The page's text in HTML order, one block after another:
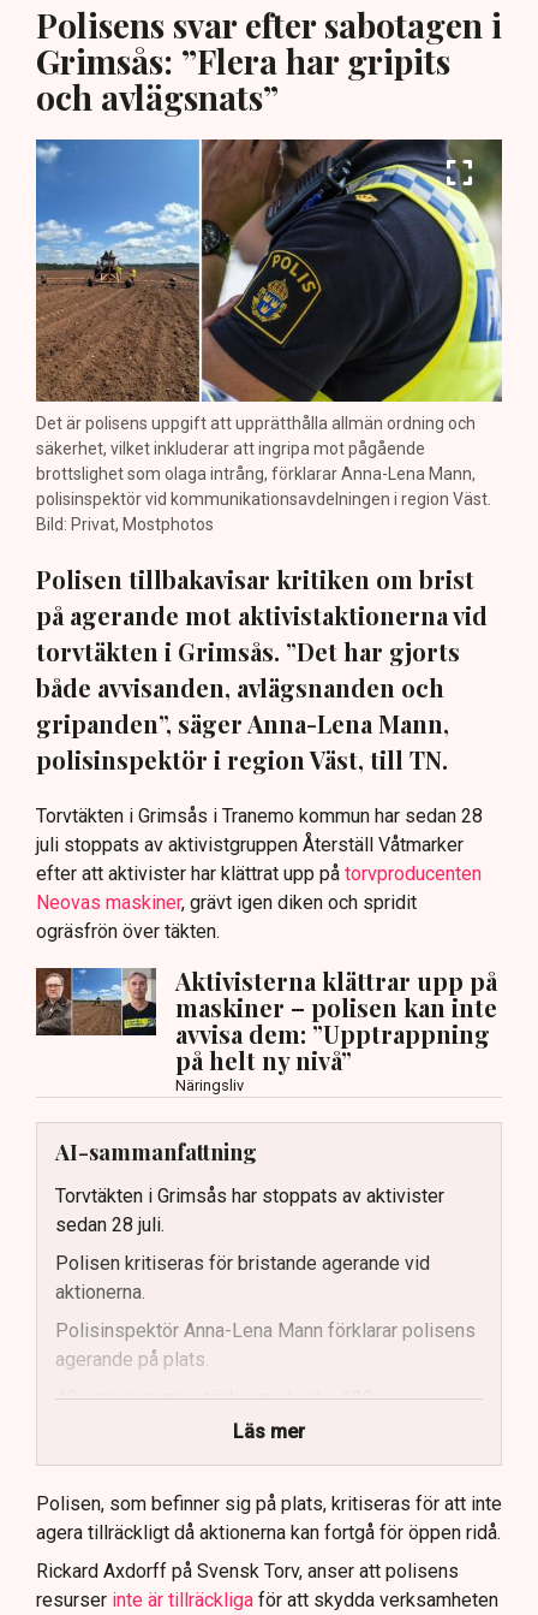
Polisens svar efter sabotagen i
Grimsås: ”Flera har gripits
och avlägsnats”
Det är polisens uppgift att upprätthålla allmän ordning och
säkerhet, vilket inkluderar att ingripa mot pågående
brottslighet som olaga intrång, förklarar Anna-Lena Mann,
polisinspektör vid kommunikationsavdelningen i region Väst.
Bild: Privat, Mostphotos
Polisen tillbakavisar kritiken om brist
på agerande mot aktivistaktionerna vid
torvtäkten i Grimsås. ”Det har gjorts
både avvisanden, avlägsnanden och
gripanden”, säger Anna-Lena Mann,
polisinspektör i region Väst, till TN.
Torvtäkten i Grimsås i Tranemo kommun har sedan 28
juli stoppats av aktivistgruppen Återställ Våtmarker
efter att aktivister har klättrat upp på torvproducenten
Neovas maskiner, grävt igen diken och spridit
ogräsfrön över täkten.
Aktivisterna klättrar upp på
maskiner – polisen kan inte
avvisa dem: ”Upptrappning
på helt ny nivå”
Näringsliv
AI-sammanfattning
Torvtäkten i Grimsås har stoppats av aktivister
sedan 28 juli.
Polisen kritiseras för bristande agerande vid
aktionerna.
Polisinspektör Anna-Lena Mann förklarar polisens
agerande på plats.
40 personer misstänks med cirka 120
brottsmisstankar kopplade.
Polisen använder drönare och uniformerad polis
för att dokumentera bevis.
Samtidigt är polisarbetet komplext när det gäller
att navigera juridiska rättigheter och gränser.
Läs mer
Polisen, som befinner sig på plats, kritiseras för att inte
agera tillräckligt då aktionerna kan fortgå för öppen ridå.
Rickard Axdorff på Svensk Torv, anser att polisens
resurser inte är tillräckliga för att skydda verksamheten